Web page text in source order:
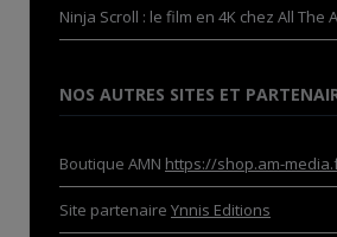
Ninja Scroll : le film en 4K chez All The
NOS AUTRES SITES ET
Boutique AMN https://shop.am-
Site partenaire Ynnis Editions